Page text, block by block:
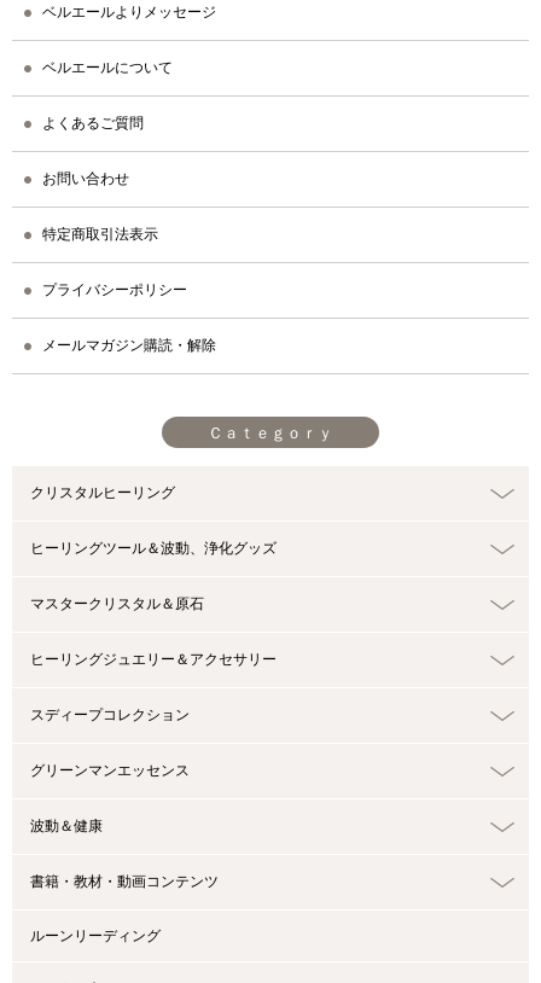
ベルエールよりメッセージ
ベルエールについて
よくあるご質問
お問い合わせ
特定商取引法表示
プライバシーポリシー
メールマガジン購読・解除
Ｃａｔｅｇｏｒｙ
クリスタルヒーリング
ヒーリングツール＆波動、浄化グッズ
マスタークリスタル＆原石
ヒーリングジュエリー＆アクセサリー
スディープコレクション
グリーンマンエッセンス
波動＆健康
書籍・教材・動画コンテンツ
ルーンリーディング